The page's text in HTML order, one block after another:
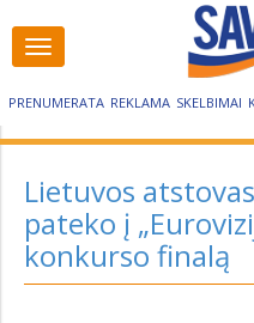
PRENUMERATA REKLAMA SKELBIMAI
Visos
kategorijos
Lietuvos
pateko į
konkurso finalą
Visos
kategorijos